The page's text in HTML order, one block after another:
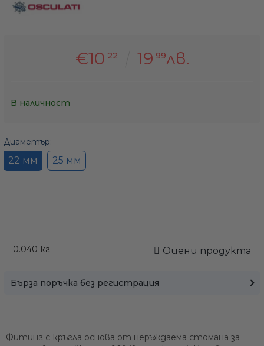
€10 22 19 99лв.
В наличност
Диаметър:
22 мм 25 мм
0.040 кг Оцени продукта
Бърза поръчка без регистрация
Фитинг с кръгла основа от неръждаема стомана за